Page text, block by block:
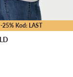
25% Kod: LAST